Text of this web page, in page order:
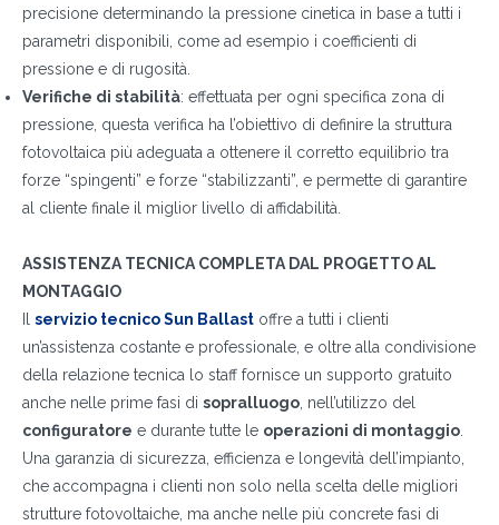
precisione determinando la pressione cinetica in base a tutti i
parametri disponibili, come ad esempio i coefficienti di
pressione e di rugosità.
Verifiche di stabilità: effettuata per ogni specifica zona di
pressione, questa verifica ha l’obiettivo di definire la struttura
fotovoltaica più adeguata a ottenere il corretto equilibrio tra
forze “spingenti” e forze “stabilizzanti”, e permette di garantire
al cliente finale il miglior livello di affidabilità.
ASSISTENZA TECNICA COMPLETA DAL PROGETTO AL
MONTAGGIO
servizio tecnico Sun Ballast offre a tutti i clienti
un’assistenza costante e professionale, e oltre alla condivisione
della relazione tecnica lo staff fornisce un supporto gratuito
anche nelle prime fasi di sopralluogo , nell’utilizzo del
configuratore e durante tutte le operazioni di montaggio
Una garanzia di sicurezza, efficienza e longevità dell’impianto,
che accompagna i clienti non solo nella scelta delle migliori
strutture fotovoltaiche, ma anche nelle più concrete fasi di
DI COSA DI OCCUPI?*
Progettista
Distributore
Altro